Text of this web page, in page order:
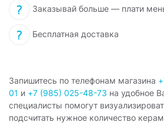
Заказывай больше — плати
Бесплатная доставка
Запишитесь по телефонам магазина
01 и +7 (985) 025-48-73 на удобное
специалисты помогут
подсчитать нужное количество